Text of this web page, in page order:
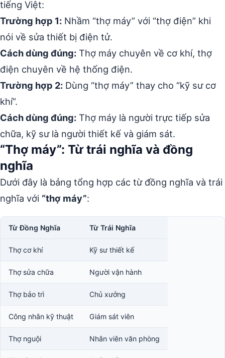
tiếng Việt:
Trường hợp 1: Nhầm “thợ máy” với “thợ điện” khi
nói về sửa thiết bị điện tử.
Cách dùng đúng: Thợ máy chuyên về cơ khí, thợ
điện chuyên về hệ thống điện.
Trường hợp 2: Dùng “thợ máy” thay cho “kỹ sư cơ
khí”.
Cách dùng đúng: Thợ máy là người trực tiếp sửa
chữa, kỹ sư là người thiết kế và giám sát.
“Thợ máy”: Từ trái nghĩa và đồng
nghĩa
Dưới đây là bảng tổng hợp các từ đồng nghĩa và trái
nghĩa với “thợ máy”:
Từ Đồng Nghĩa Từ Trái Nghĩa
Thợ cơ khí Kỹ sư thiết kế
Thợ sửa chữa Người vận hành
Thợ bảo trì Chủ xưởng
Công nhân kỹ thuật Giám sát viên
Thợ nguội Nhân viên văn phòng